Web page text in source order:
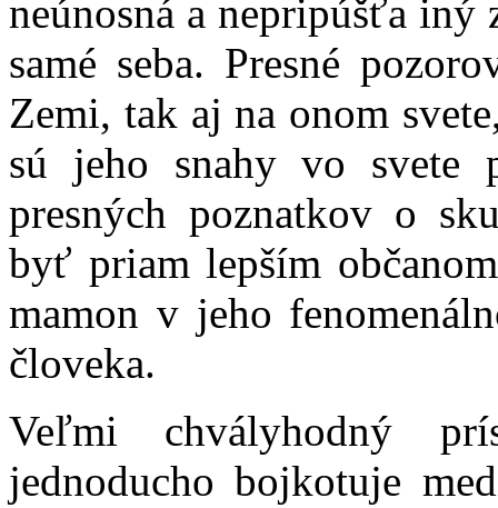
neúnosná a nepripúšťa
samé seba. Presné
Zemi, tak aj na onom
sú jeho snahy vo svete
presných poznatkov o
byť priam lepším
mamon v jeho
človeka.
Veľmi chvályhodný
jednoducho bojkotuje